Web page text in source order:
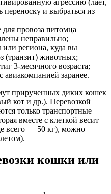
агрессию (лает,
переноску и выбраться из
провоза питомца
неправильно;
или региона, куда вы
(транзит) животных;
3-месячного возраста;
авиакомпанией заранее.
прирученных диких кошек
кот и др.). Перевозкой
только транспортные
вместе с клеткой весит
всего — 50 кг), можно
кошки или